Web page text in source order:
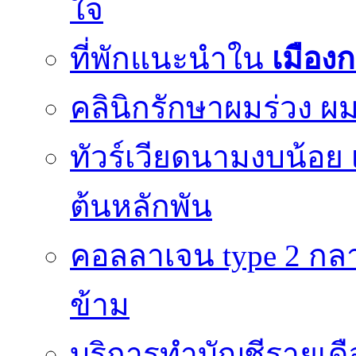
ใจ
ที่พักแนะนำใน เมือง
คลินิกรักษาผมร่วง ผ
ทัวร์เวียดนามงบน้อ
ต้นหลักพัน
คอลลาเจน type 2 ก
ข้าม